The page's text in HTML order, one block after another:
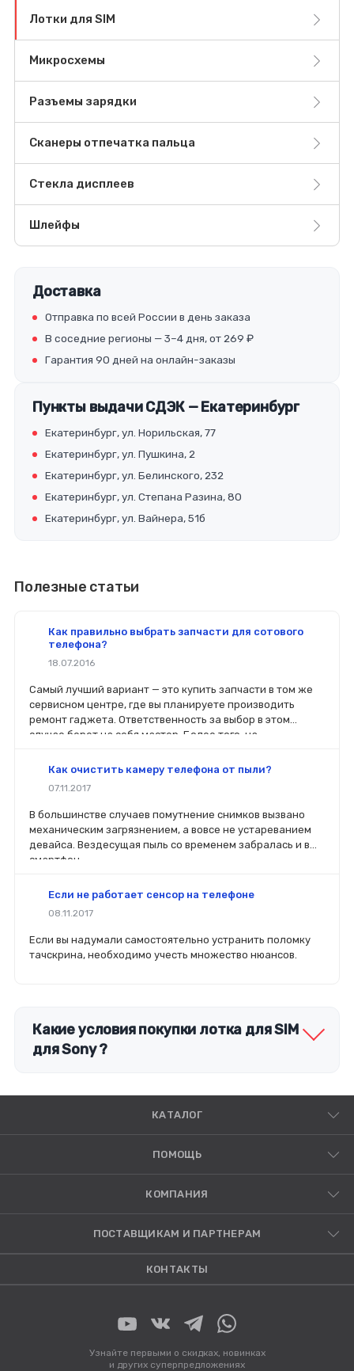
Лотки для SIM
Микросхемы
Разъемы зарядки
Сканеры отпечатка пальца
Стекла дисплеев
Шлейфы
Доставка
Отправка по всей России в день заказа
В соседние регионы — 3–4 дня, от 269 ₽
Гарантия 90 дней на онлайн-заказы
Пункты выдачи СДЭК — Екатеринбург
Екатеринбург, ул. Норильская, 77
Екатеринбург, ул. Пушкина, 2
Екатеринбург, ул. Белинского, 232
Екатеринбург, ул. Степана Разина, 80
Екатеринбург, ул. Вайнера, 51б
Полезные статьи
Как правильно выбрать запчасти для сотового
телефона?
18.07.2016
Самый лучший вариант — это купить запчасти в том же
сервисном центре, где вы планируете производить
ремонт гаджета. Ответственность за выбор в этом
случае берет на себя мастер. Более того, на
вы планируете делать ремонт самостоятельно, то выбор
перед покупкой нового модуля старый был в руках. Так
легче сориентироваться в разъемах, элементах
крепления, электрических параметрах и прочих
характеристиках.
Как очистить камеру телефона от пыли?
07.11.2017
В большинстве случаев помутнение снимков вызвано
механическим загрязнением, а вовсе не устареванием
девайса. Вездесущая пыль со временем забралась и в
смартфон.
Если не работает сенсор на телефоне
08.11.2017
Если вы надумали самостоятельно устранить поломку
тачскрина, необходимо учесть множество нюансов.
Какие условия покупки лотка для SIM
для Sony ?
КАТАЛОГ
ПОМОЩЬ
КОМПАНИЯ
ПОСТАВЩИКАМ И ПАРТНЕРАМ
КОНТАКТЫ
Узнайте первыми о скидках, новинках
и других суперпредложениях